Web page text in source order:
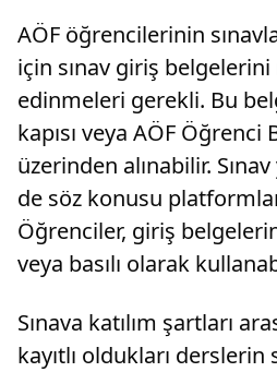
AÖF öğrencilerinin
için sınav giriş
edinmeleri gerekli. Bu
kapısı veya AÖF Öğrenci
üzerinden alınabilir.
de söz konusu
Öğrenciler, giriş
veya basılı olarak
Sınava katılım şartları
kayıtlı oldukları derslerin